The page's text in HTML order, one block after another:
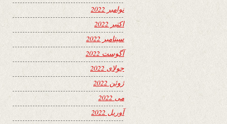
نوامبر 2022
اکتبر 2022
سپتامبر 2022
آگوست 2022
جولای 2022
ژوئن 2022
می 2022
آوریل 2022